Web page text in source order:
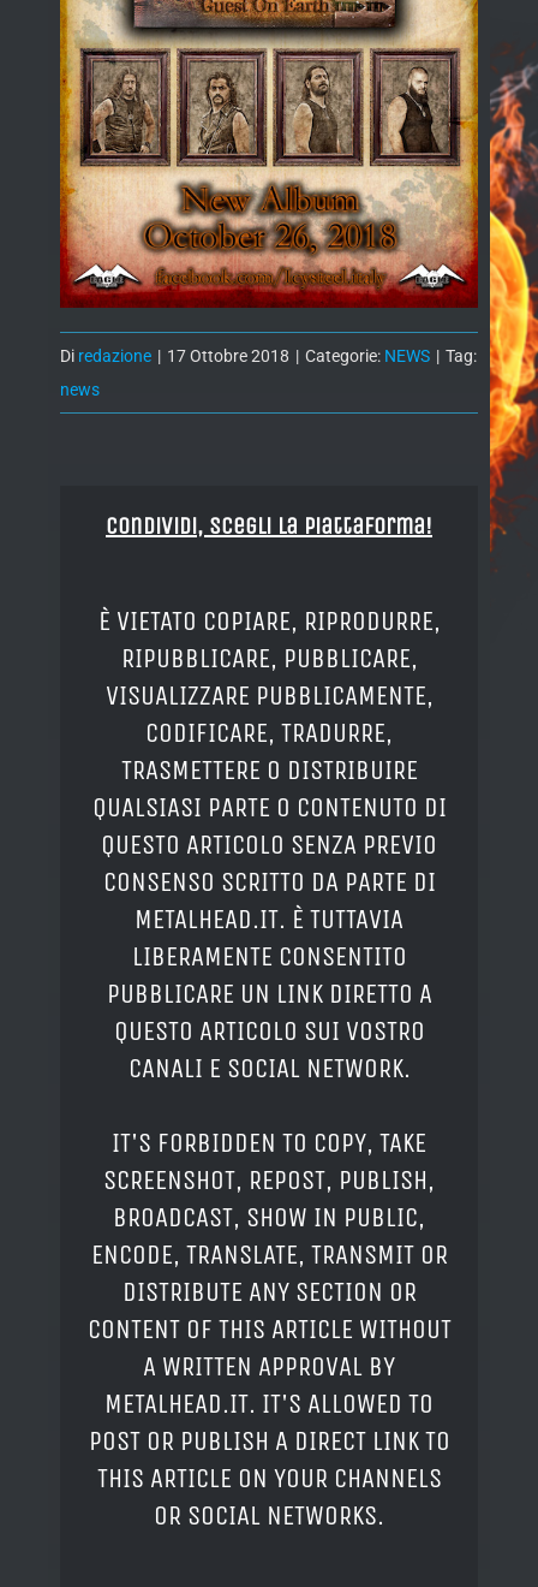
Di redazione | 17 Ottobre 2018 | Categorie: NEWS | Tag:
news
Condividi, Scegli la piattaforma!
È VIETATO COPIARE, RIPRODURRE,
RIPUBBLICARE, PUBBLICARE,
VISUALIZZARE PUBBLICAMENTE,
CODIFICARE, TRADURRE,
TRASMETTERE O DISTRIBUIRE
QUALSIASI PARTE O CONTENUTO DI
QUESTO ARTICOLO SENZA PREVIO
CONSENSO SCRITTO DA PARTE DI
METALHEAD.IT. È TUTTAVIA
LIBERAMENTE CONSENTITO
PUBBLICARE UN LINK DIRETTO A
QUESTO ARTICOLO SUI VOSTRO
CANALI E SOCIAL NETWORK.
IT'S FORBIDDEN TO COPY, TAKE
SCREENSHOT, REPOST, PUBLISH,
BROADCAST, SHOW IN PUBLIC,
ENCODE, TRANSLATE, TRANSMIT OR
DISTRIBUTE ANY SECTION OR
CONTENT OF THIS ARTICLE WITHOUT
A WRITTEN APPROVAL BY
METALHEAD.IT. IT'S ALLOWED TO
POST OR PUBLISH A DIRECT LINK TO
THIS ARTICLE ON YOUR CHANNELS
OR SOCIAL NETWORKS.